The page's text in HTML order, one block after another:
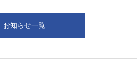
お知らせ一覧